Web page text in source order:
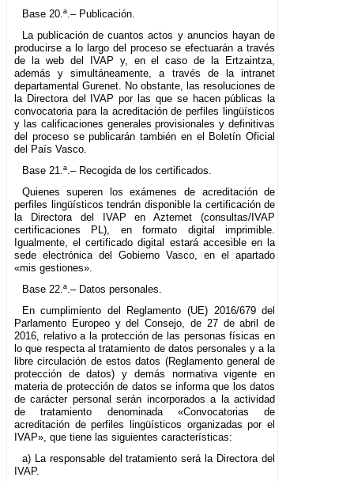
Base 20.ª.– Publicación.
La publicación de cuantos actos y anuncios hayan de
producirse a lo largo del proceso se efectuarán a través
de la web del IVAP y, en el caso de la Ertzaintza,
además y simultáneamente, a través de la intranet
departamental Gurenet. No obstante, las resoluciones de
la Directora del IVAP por las que se hacen públicas la
convocatoria para la acreditación de perfiles lingüísticos
y las calificaciones generales provisionales y definitivas
del proceso se publicarán también en el Boletín Oficial
del País Vasco.
Base 21.ª.– Recogida de los certificados.
Quienes superen los exámenes de acreditación de
perfiles lingüísticos tendrán disponible la certificación de
la Directora del IVAP en Azternet (consultas/IVAP
certificaciones PL), en formato digital imprimible.
Igualmente, el certificado digital estará accesible en la
sede electrónica del Gobierno Vasco, en el apartado
«mis gestiones».
Base 22.ª.– Datos personales.
En cumplimiento del Reglamento (UE) 2016/679 del
Parlamento Europeo y del Consejo, de 27 de abril de
2016, relativo a la protección de las personas físicas en
lo que respecta al tratamiento de datos personales y a la
libre circulación de estos datos (Reglamento general de
protección de datos) y demás normativa vigente en
materia de protección de datos se informa que los datos
de carácter personal serán incorporados a la actividad
de tratamiento denominada «Convocatorias de
acreditación de perfiles lingüísticos organizadas por el
IVAP», que tiene las siguientes características:
a) La responsable del tratamiento será la Directora del
IVAP.